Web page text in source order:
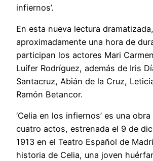
infiernos’.
En esta nueva lectura
aproximadamente una hora de
participan los actores Mari
Luífer Rodríguez, además de Iris
Santacruz, Abián de la Cruz,
Ramón Betancor.
‘Celia en los infiernos’ es una
cuatro actos, estrenada el 9 de
1913 en el Teatro Español de
historia de Celia, una joven